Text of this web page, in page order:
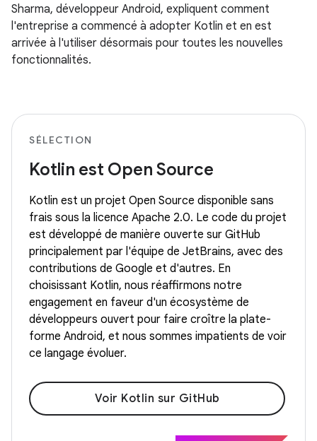
Sharma, développeur Android, expliquent comment
l'entreprise a commencé à adopter Kotlin et en est
arrivée à l'utiliser désormais pour toutes les nouvelles
fonctionnalités.
SÉLECTION
Kotlin est Open Source
Kotlin est un projet Open Source disponible sans
frais sous la licence Apache 2.0. Le code du projet
est développé de manière ouverte sur GitHub
principalement par l'équipe de JetBrains, avec des
contributions de Google et d'autres. En
choisissant Kotlin, nous réaffirmons notre
engagement en faveur d'un écosystème de
développeurs ouvert pour faire croître la plate-
forme Android, et nous sommes impatients de voir
ce langage évoluer.
Voir Kotlin sur GitHub